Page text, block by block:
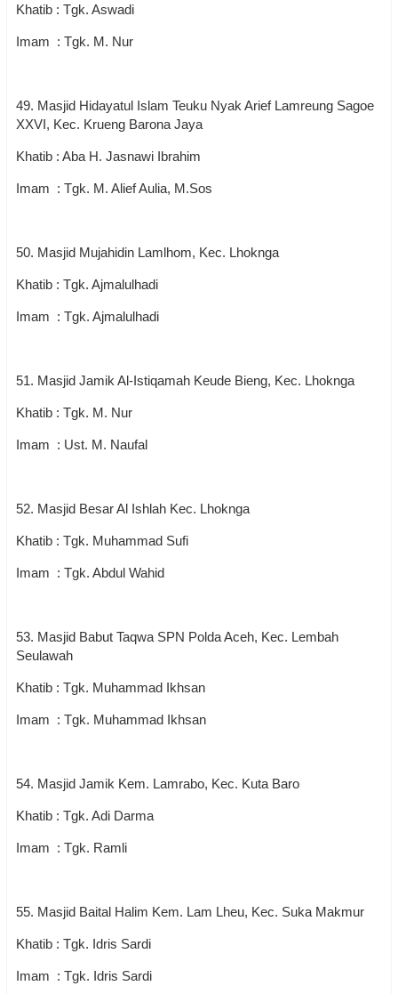
Khatib : Tgk. Aswadi
Imam : Tgk. M. Nur
49. Masjid Hidayatul Islam Teuku Nyak Arief Lamreung Sagoe
XXVI, Kec. Krueng Barona Jaya
Khatib : Aba H. Jasnawi Ibrahim
Imam : Tgk. M. Alief Aulia, M.Sos
50. Masjid Mujahidin Lamlhom, Kec. Lhoknga
Khatib : Tgk. Ajmalulhadi
Imam : Tgk. Ajmalulhadi
51. Masjid Jamik Al-Istiqamah Keude Bieng, Kec. Lhoknga
Khatib : Tgk. M. Nur
Imam : Ust. M. Naufal
52. Masjid Besar Al Ishlah Kec. Lhoknga
Khatib : Tgk. Muhammad Sufi
Imam : Tgk. Abdul Wahid
53. Masjid Babut Taqwa SPN Polda Aceh, Kec. Lembah
Seulawah
Khatib : Tgk. Muhammad Ikhsan
Imam : Tgk. Muhammad Ikhsan
54. Masjid Jamik Kem. Lamrabo, Kec. Kuta Baro
Khatib : Tgk. Adi Darma
Imam : Tgk. Ramli
55. Masjid Baital Halim Kem. Lam Lheu, Kec. Suka Makmur
Khatib : Tgk. Idris Sardi
Imam : Tgk. Idris Sardi